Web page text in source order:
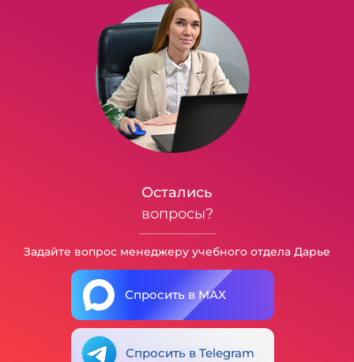
Остались
вопросы?
Задайте вопрос менеджеру учебного отдела Дарье
Спросить в MAX
Спросить в Telegram